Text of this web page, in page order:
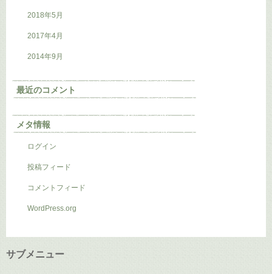
2018年5月
2017年4月
2014年9月
最近のコメント
メタ情報
ログイン
投稿フィード
コメントフィード
WordPress.org
サブメニュー